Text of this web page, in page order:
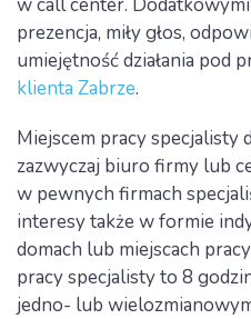
prezencja, miły głos,
umiejętność działania pod
klienta Zabrze.
Miejscem pracy specjalisty
zazwyczaj biuro firmy lub
w pewnych firmach
interesy także w formie
domach lub miejscach
pracy specjalisty to 8
jedno- lub